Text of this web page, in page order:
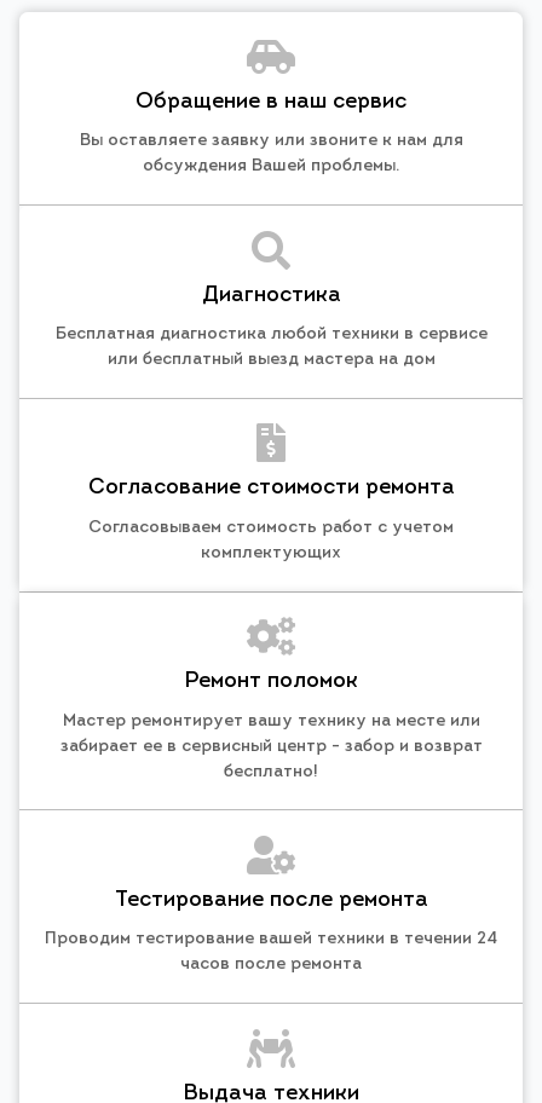
Обращение в наш сервис
Вы оставляете заявку или звоните к нам для
обсуждения Вашей проблемы.
Диагностика
Бесплатная диагностика любой техники в сервисе
или бесплатный выезд мастера на дом
Согласование стоимости ремонта
Согласовываем стоимость работ с учетом
комплектующих
Ремонт поломок
Мастер ремонтирует вашу технику на месте или
забирает ее в сервисный центр - забор и возврат
бесплатно!
Тестирование после ремонта
Проводим тестирование вашей техники в течении 24
часов после ремонта
Выдача техники